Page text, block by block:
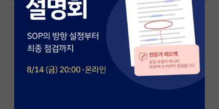
커뮤니티
커뮤니티 홈
전체글보기
베스트 게시판